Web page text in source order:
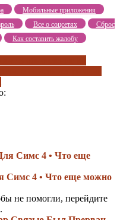
Мобильные приложения
Все о соцсетях
Сброс
Как составить жалобу
Симс 4 • Что еще можно
не помогли, перейдите